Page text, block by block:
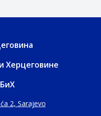
Херцеговине
2, Sarajevo